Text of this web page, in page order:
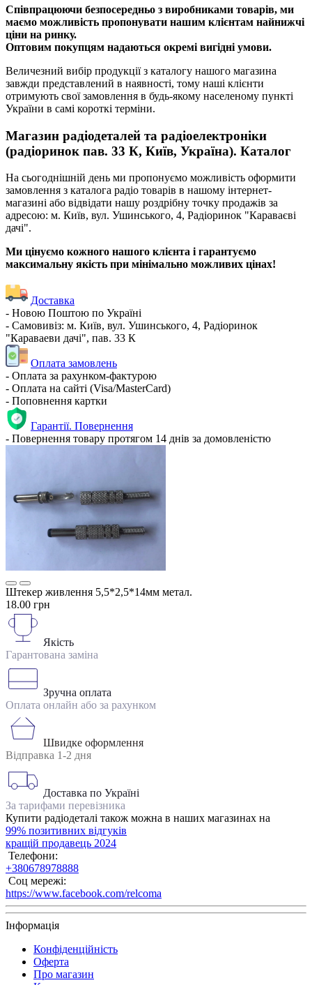
Співпрацюючи безпосередньо з виробниками товарів, ми
маємо можливість пропонувати нашим клієнтам найнижчі
ціни на ринку.
Оптовим покупцям надаються окремі вигідні умови.
Величезний вибір продукції з каталогу нашого магазина
завжди представлений в наявності, тому наші клієнти
отримують свої замовлення в будь-якому населеному пункті
України в самі короткі терміни.
Магазин радіодеталей та радіоелектроніки
(радіоринок пав. 33 К, Київ, Україна). Каталог
На сьогоднішній день ми пропонуємо можливість оформити
замовлення з каталога радіо товарів в нашому інтернет-
магазині або відвідати нашу роздрібну точку продажів за
адресою: м. Київ, вул. Ушинського, 4, Радіоринок "Караваєві
дачі".
Ми цінуємо кожного нашого клієнта і гарантуємо
максимальну якість при мінімально можливих цінах!
Доставка
- Новою Поштою по Україні
- Самовивіз: м. Київ, вул. Ушинського, 4, Радіоринок
"Караваеви дачі", пав. 33 К
Оплата замовлень
- Оплата за рахунком-фактурою
- Оплата на сайті (Visa/MasterCard)
- Поповнення картки
Гарантії. Повернення
- Повернення товару протягом 14 днів за домовленістю
Штекер живлення 5,5*2,5*14мм метал.
18.00 грн
Якість
Гарантована заміна
Зручна оплата
Оплата онлайн або за рахунком
Швидке оформлення
Відправка 1-2 дня
Доставка по Україні
За тарифами перевізника
Купити радіодеталі також можна в наших магазинах на
99% позитивних відгуків
кращій продавець 2024
Телефони:
+380678978888
Соц мережі:
https://www.facebook.com/relcoma
Інформація
Конфіденційність
Оферта
Про магазин